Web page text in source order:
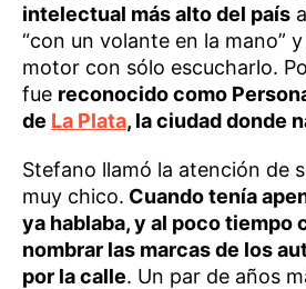
intelectual más alto del país
“con un volante en la mano”
motor con sólo escucharlo.
fue reconocido como
de La Plata, la ciudad donde
Stefano llamó la atención de
muy chico. Cuando tenía
ya hablaba, y al poco tiempo
nombrar las marcas de los
por la calle. Un par de años